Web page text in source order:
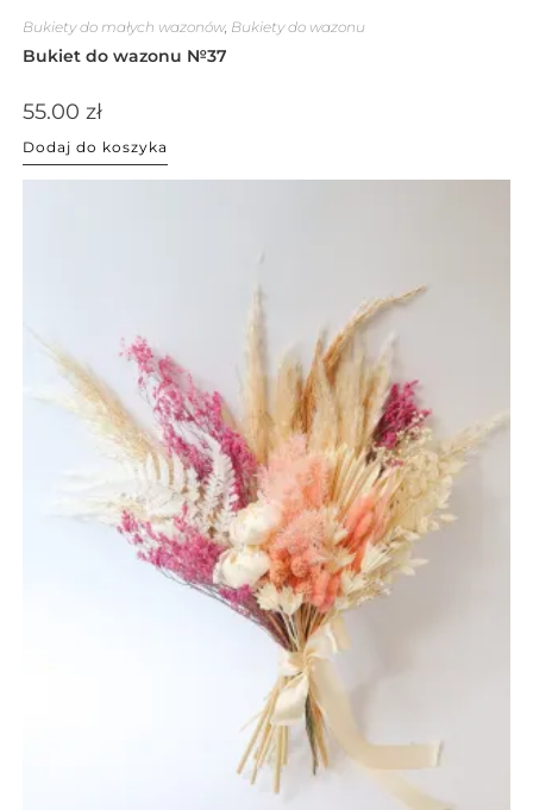
Bukiety do małych wazonów, Bukiety do wazonu
Bukiet do wazonu №37
55.00 zł
Dodaj do koszyka